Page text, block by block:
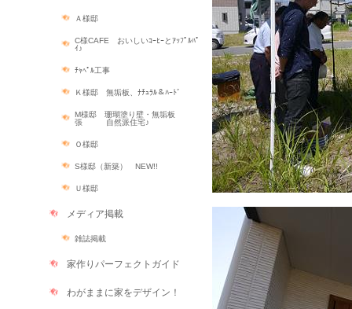
Ａ様邸
C様CAFE おいしいｺｰﾋｰとｱｯﾌﾟﾙﾊﾟ
ｲ♪
ﾁｬﾍﾟﾙ工事
Ｋ様邸 無垢板、ﾅﾁｭﾗﾙ＆ﾊｰﾄﾞ
M様邸 珊瑚塗り壁・無垢板
張 自然派住宅♪
Ｏ様邸
S様邸（新築） NEW!!
Ｕ様邸
メディア掲載
雑誌掲載
家作りパーフェクトガイド
わがままに家をデザイン！